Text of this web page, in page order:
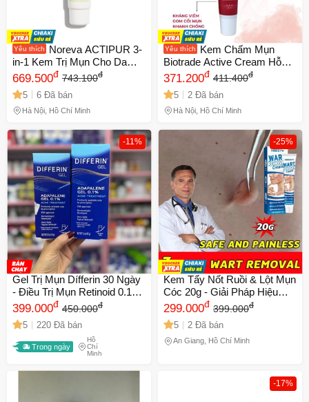
Yêu thích
Noreva ACTIPUR 3-
in-1 Kem Trị Mụn Cho Da
Nhạy Cảm - Giải Quyết Mụn
Nhanh Chóng, Làm Dịu và
Ngăn Ngừa Tái Phát
669.500đ 743.100đ
5 6 Đã bán
Hà Nội, Hồ Chí Minh
Yêu thích
Kem Chấm Mụn
Biotrade Active Cream Hỗ
Trợ Giảm Mụn 15g
371.200đ 411.400đ
5 2 Đã bán
Hà Nội, Hồ Chí Minh
-11%
Gel Trị Mụn Dífferin 30 Ngày
- Điều Trị Mụn Retinoid 0.1%
Cho Da Mặt - Giải Pháp Làm
Sạch Mụn Hiệu Quả
399.000đ 450.000đ
5 220 Đã bán
Trong ngày
Hồ
Chí
Minh
-25%
Kem Tẩy Nốt Ruồi & Lột Mụn
Cóc 20g - Giải Pháp Hiệu
Quả Cho Làn Da Mịn Màng,
Dưỡng Ẩm Chuyên Sâu
299.000đ 399.000đ
5 2 Đã bán
An Giang, Hồ Chí Minh
-17%